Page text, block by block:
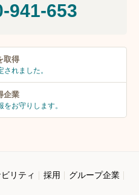
941-653
取得
されました。
企業
をお守りします。
リティ 採用
グループ企業